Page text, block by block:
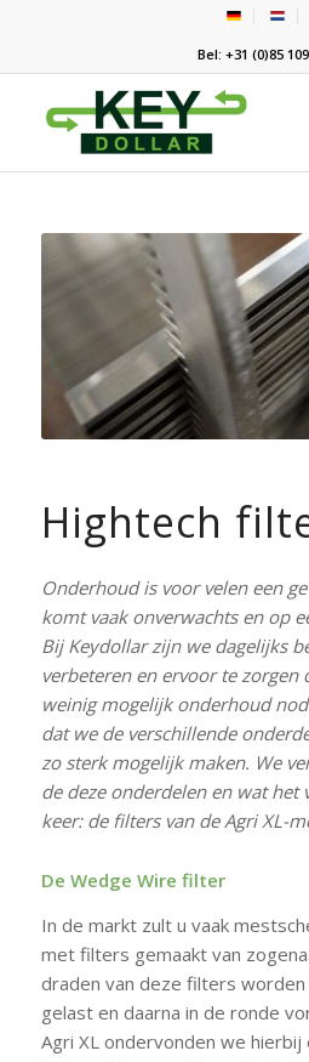
Bel: +31 (0)85
Hightech
Onderhoud is voor velen een
komt vaak onverwachts en op
Bij Keydollar zijn we dagelijks
verbeteren en ervoor te zorgen
weinig mogelijk onderhoud
dat we de verschillende
zo sterk mogelijk maken. We
de deze onderdelen en wat het
keer: de filters van de Agri XL-
De Wedge Wire filter
In de markt zult u vaak
met filters gemaakt van
draden van deze filters
gelast en daarna in de ronde
Agri XL ondervonden we hierbij